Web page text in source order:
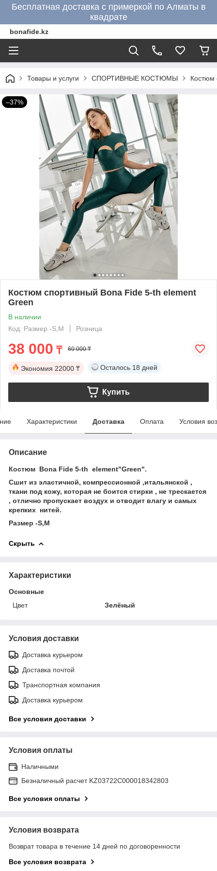
Бесплатная доставка с примеркой по Алматы в
квадрате
bonafide.kz
Товары и услуги СПОРТИВНЫЕ КОСТЮМЫ Костюм
–37%
Костюм спортивный Bona Fide 5-th element
Green
В наличии
Код: Размер -S,М
Розница
38 000 ₸ 60 000 ₸
Экономия 22000 ₸ Осталось 18 дней
Купить
Характеристики Доставка Оплата Условия
Описание
Костюм Bona Fide 5-th element"Green".
Сшит из эластичной, компрессионной ,итальянской ,
ткани под кожу, которая не боится стирки , не трескается
, отлично пропускает воздух и отводит влагу и самых
крепких нитей.
Размер -S,М
Скрыть
Характеристики
Основные
Цвет
Зелёный
Условия доставки
Доставка курьером
Доставка почтой
Транспортная компания
Доставка курьером
Все условия доставки
Условия оплаты
Наличными
Безналичный расчет KZ03722C000018342803
Все условия оплаты
Условия возврата
Возврат товара в течение 14 дней по договоренности
Все условия возврата